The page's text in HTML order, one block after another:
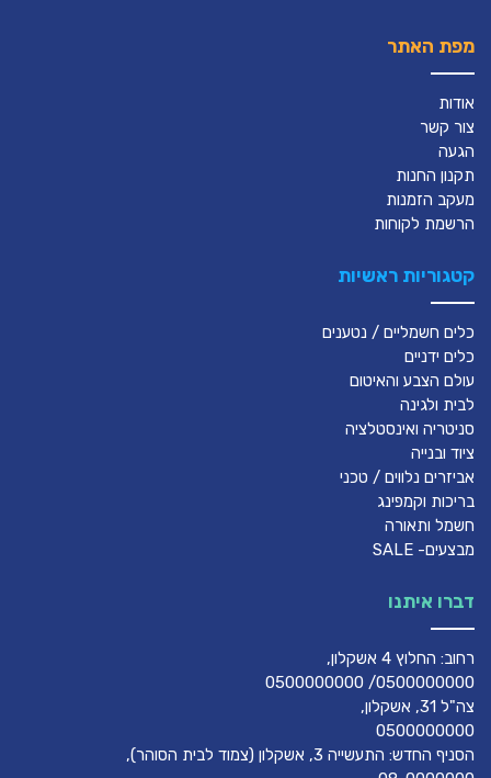
מפת האתר
אודות
צור קשר
הגעה
תקנון החנות
מעקב הזמנות
הרשמת לקוחות
קטגוריות ראשיות
כלים חשמליים / נטענים
כלים ידניים
עולם הצבע והאיטום
לבית ולגינה
סניטריה ואינסטלציה
ציוד ובנייה
אביזרים נלווים / טכני
בריכות וקמפינג
חשמל ותאורה
מבצעים- SALE
דברו איתנו
רחוב: החלוץ 4 אשקלון,
0500000000/ 0500000000
צה"ל 31, אשקלון,
0500000000
הסניף החדש: התעשייה 3, אשקלון (צמוד לבית הסוהר),